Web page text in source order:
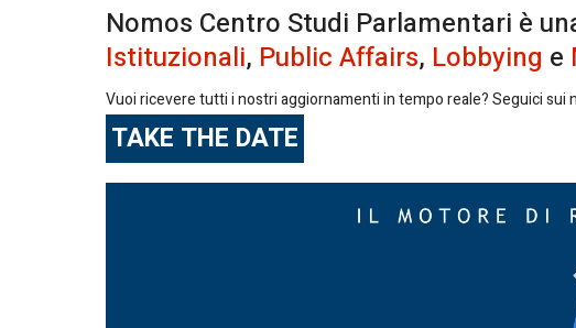
Nomos Centro Studi Parlamentari è
Istituzionali, Public Affairs, Lobbying e
Vuoi ricevere tutti i nostri aggiornamenti in tempo reale? Seguici sui
TAKE THE DATE